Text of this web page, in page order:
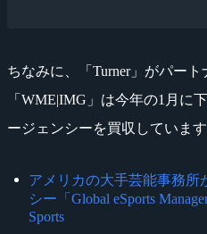
ちなみに、「Turner」がパー
「WME|IMG」は今年の1月に
ージェンシーを買収しています
アメリカの大手芸能事務所
シー「Global eSports
Sports